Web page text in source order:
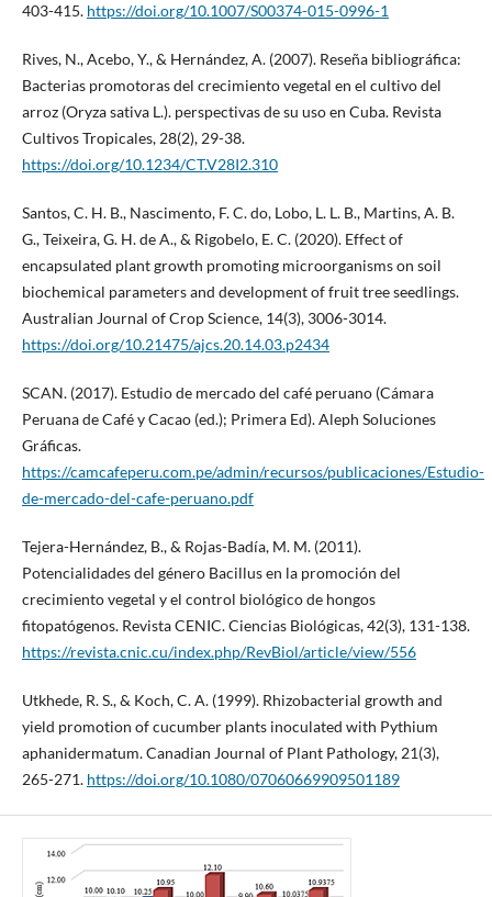
403-415. https://doi.org/10.1007/S00374-015-0996-1
Rives, N., Acebo, Y., & Hernández, A. (2007). Reseña bibliográfica:
Bacterias promotoras del crecimiento vegetal en el cultivo del
arroz (Oryza sativa L.). perspectivas de su uso en Cuba. Revista
Cultivos Tropicales, 28(2), 29-38.
https://doi.org/10.1234/CT.V28I2.310
Santos, C. H. B., Nascimento, F. C. do, Lobo, L. L. B., Martins, A. B.
G., Teixeira, G. H. de A., & Rigobelo, E. C. (2020). Effect of
encapsulated plant growth promoting microorganisms on soil
biochemical parameters and development of fruit tree seedlings.
Australian Journal of Crop Science, 14(3), 3006-3014.
https://doi.org/10.21475/ajcs.20.14.03.p2434
SCAN. (2017). Estudio de mercado del café peruano (Cámara
Peruana de Café y Cacao (ed.); Primera Ed). Aleph Soluciones
Gráficas.
https://camcafeperu.com.pe/admin/recursos/publicaciones/Estudio-
de-mercado-del-cafe-peruano.pdf
Tejera-Hernández, B., & Rojas-Badía, M. M. (2011).
Potencialidades del género Bacillus en la promoción del
crecimiento vegetal y el control biológico de hongos
fitopatógenos. Revista CENIC. Ciencias Biológicas, 42(3), 131-138.
https://revista.cnic.cu/index.php/RevBiol/article/view/556
Utkhede, R. S., & Koch, C. A. (1999). Rhizobacterial growth and
yield promotion of cucumber plants inoculated with Pythium
aphanidermatum. Canadian Journal of Plant Pathology, 21(3),
265-271. https://doi.org/10.1080/07060669909501189